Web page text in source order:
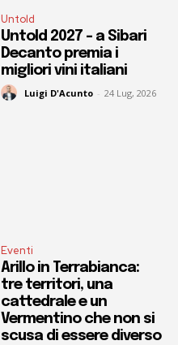
Untold
Untold 2027 – a Sibari
Decanto premia i
migliori vini italiani
Luigi D'Acunto - 24 Lug, 2026
Eventi
Arillo in Terrabianca:
tre territori, una
cattedrale e un
Vermentino che non si
scusa di essere diverso